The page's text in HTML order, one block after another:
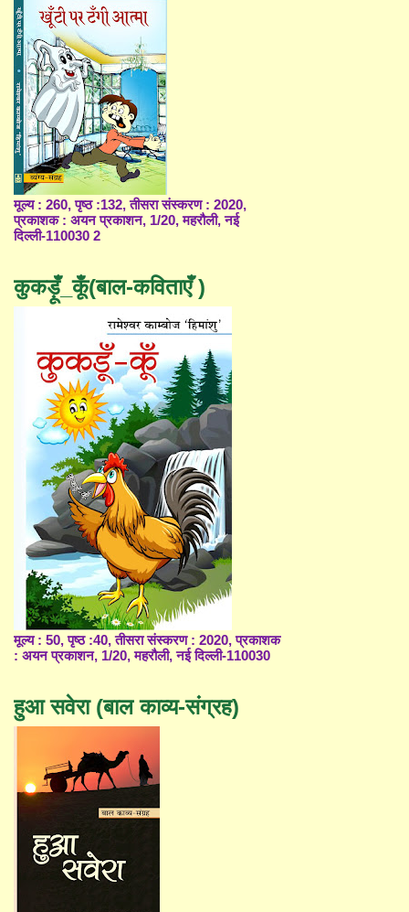
मूल्य : 260, पृष्ठ :132, तीसरा संस्करण : 2020,
प्रकाशक : अयन प्रकाशन, 1/20, महरौली, नई
दिल्ली-110030 2
कुकड़ूँ_कूँ(बाल-कविताएँ )
मूल्य : 50, पृष्ठ :40, तीसरा संस्करण : 2020, प्रकाशक
: अयन प्रकाशन, 1/20, महरौली, नई दिल्ली-110030
हुआ सवेरा (बाल काव्य-संग्रह)